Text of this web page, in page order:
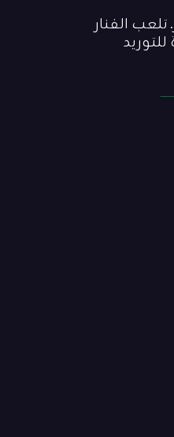
تلعب الفنار